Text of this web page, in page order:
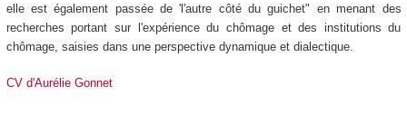
elle est également passée de 'l'autre côté du guichet" en menant des
recherches portant sur l'expérience du chômage et des institutions du
chômage, saisies dans une perspective dynamique et dialectique.
CV d'Aurélie Gonnet